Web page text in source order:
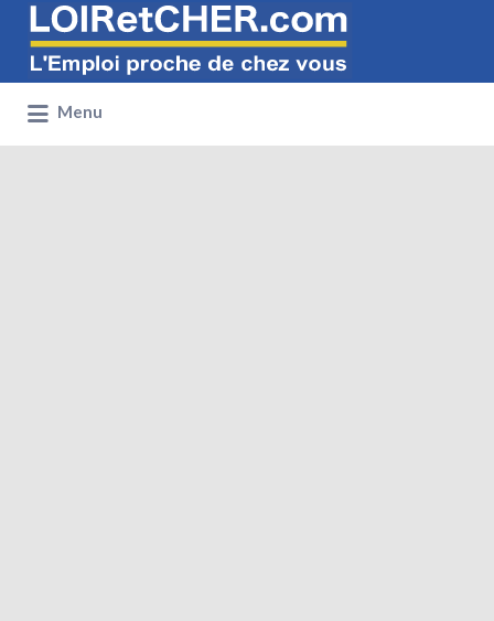
Rechercher:
Menu